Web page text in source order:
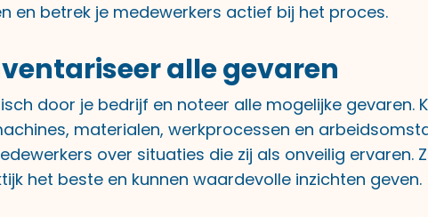
en betrek je medewerkers actief bij het proces.
alle gevaren
door je bedrijf en noteer alle mogelijke gevaren.
materialen, werkprocessen en
over situaties die zij als onveilig ervaren.
het beste en kunnen waardevolle inzichten geven.